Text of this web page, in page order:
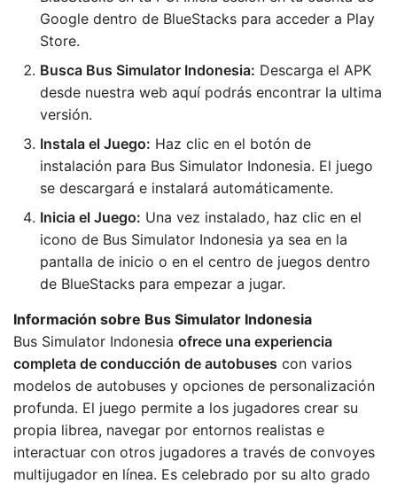
Google dentro de BlueStacks para acceder a Play
Store.
Busca Bus Simulator Indonesia: Descarga el APK
desde nuestra web aquí podrás encontrar la ultima
versión.
Instala el Juego: Haz clic en el botón de
instalación para Bus Simulator Indonesia. El juego
se descargará e instalará automáticamente.
Inicia el Juego: Una vez instalado, haz clic en el
icono de Bus Simulator Indonesia ya sea en la
pantalla de inicio o en el centro de juegos dentro
de BlueStacks para empezar a jugar.
Información sobre Bus Simulator Indonesia
Bus Simulator Indonesia ofrece una experiencia
completa de conducción de autobuses con varios
modelos de autobuses y opciones de personalización
profunda. El juego permite a los jugadores crear su
propia librea, navegar por entornos realistas e
interactuar con otros jugadores a través de convoyes
multijugador en línea. Es celebrado por su alto grado